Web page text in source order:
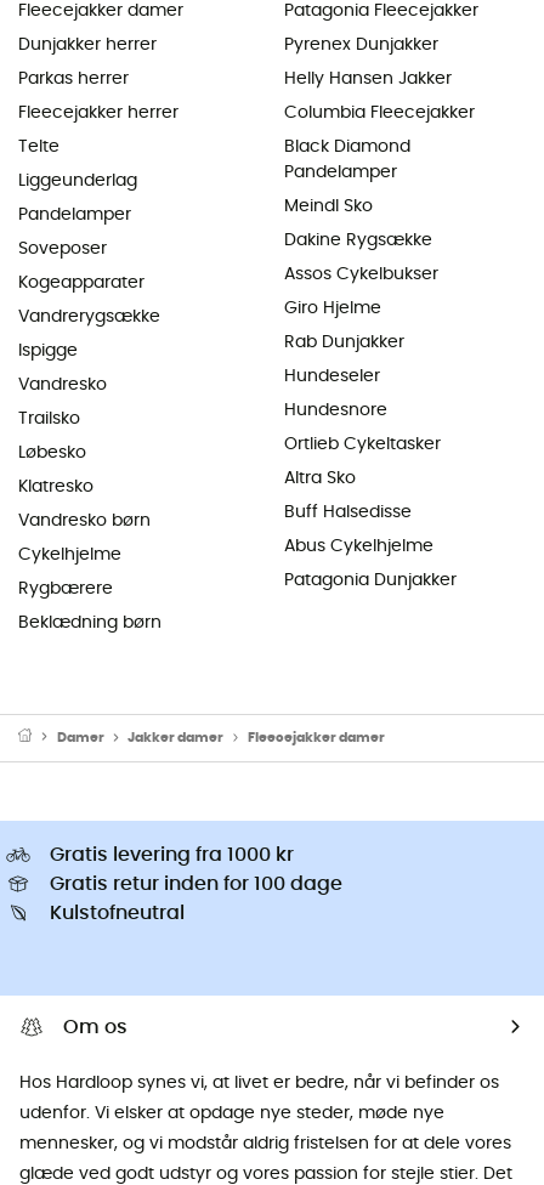
Fleecejakker damer
Dunjakker herrer
Parkas herrer
Fleecejakker herrer
Telte
Liggeunderlag
Pandelamper
Soveposer
Kogeapparater
Vandrerygsække
Ispigge
Vandresko
Trailsko
Løbesko
Klatresko
Vandresko børn
Cykelhjelme
Rygbærere
Beklædning børn
Patagonia Fleecejakker
Pyrenex Dunjakker
Helly Hansen Jakker
Columbia Fleecejakker
Black Diamond
Pandelamper
Meindl Sko
Dakine Rygsække
Assos Cykelbukser
Giro Hjelme
Rab Dunjakker
Hundeseler
Hundesnore
Ortlieb Cykeltasker
Altra Sko
Buff Halsedisse
Abus Cykelhjelme
Patagonia Dunjakker
Damer Jakker damer Fleecejakker damer
Gratis levering fra 1000 kr
Gratis retur inden for 100 dage
Kulstofneutral
Om os
Hos Hardloop synes vi, at livet er bedre, når vi befinder os
udenfor. Vi elsker at opdage nye steder, møde nye
mennesker, og vi modstår aldrig fristelsen for at dele vores
glæde ved godt udstyr og vores passion for stejle stier. Det